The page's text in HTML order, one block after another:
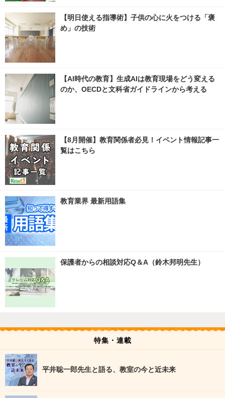
【明日使える指導術】子供の心に火をつける「褒
め」の技術
【AI時代の教育】生成AIは教育現場をどう変える
のか、OECDと文科省ガイドラインから考える
【8月開催】教育関係者必見！イベント情報記事一
覧はこちら
教育業界 最新用語集
保護者からの相談対応Q＆A（鈴木邦明先生）
特集・連載
平井聡一郎先生と語る、教室の今と近未来